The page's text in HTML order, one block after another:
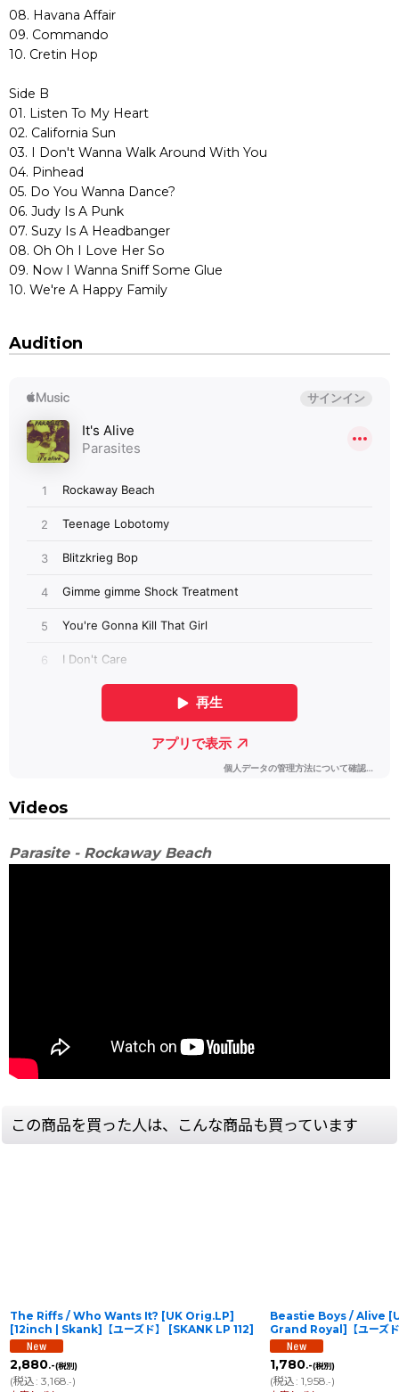
08. Havana Affair
09. Commando
10. Cretin Hop
Side B
01. Listen To My Heart
02. California Sun
03. I Don't Wanna Walk Around With You
04. Pinhead
05. Do You Wanna Dance?
06. Judy Is A Punk
07. Suzy Is A Headbanger
08. Oh Oh I Love Her So
09. Now I Wanna Sniff Some Glue
10. We're A Happy Family
Audition
Videos
Parasite - Rockaway Beach
この商品を買った人は、こんな商品も買っています
The Riffs / Who Wants It? [UK Orig.LP]
[12inch | Skank]【ユーズド】
[SKANK LP 112]
2,880.-(税別)
(税込: 3,168 .-)
Beastie Boys / Alive
Grand Royal]【ユーズ
1,780.-(税別)
(税込: 1,958 .-)